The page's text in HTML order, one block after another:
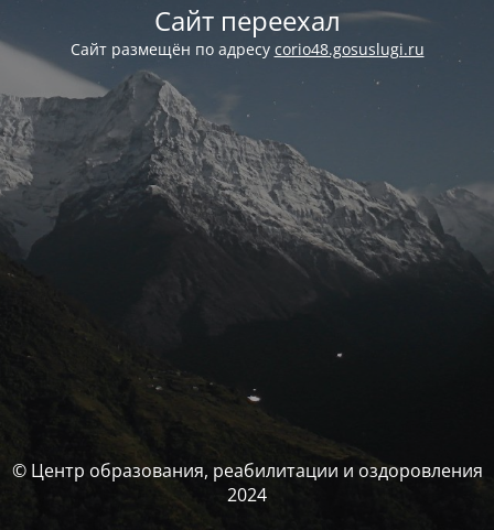
Сайт переехал
Сайт размещён по адресу corio48.gosuslugi.ru
© Центр образования, реабилитации и оздоровления
2024